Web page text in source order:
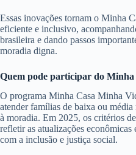
Essas inovações tornam o Minha
eficiente e inclusivo,
brasileira e dando passos
moradia digna.
Quem pode participar do
O programa Minha Casa Minha
atender famílias de baixa ou
à moradia. Em 2025, os critérios
refletir as atualizações
com a inclusão e justiça social.